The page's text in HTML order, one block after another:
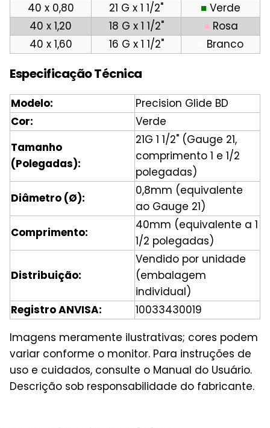
40 x 0,80
21 G x 1 1/2" ■ Verde
40 x 1,20
18 G x 1 1/2" ■ Rosa
40 x 1,60
16 G x 1 1/2" Branco
Especificação Técnica
Modelo:
Precision Glide BD
Cor:
Verde
Tamanho
(Polegadas):
21G 1 1/2" (Gauge 21,
comprimento 1 e 1/2
polegadas)
Diâmetro (Ø):
0,8mm (equivalente
ao Gauge 21)
Comprimento:
40mm (equivalente a 1
1/2 polegadas)
Distribuição:
Vendido por unidade
(embalagem
individual)
Registro ANVISA:
10033430019
Imagens meramente ilustrativas; cores podem
variar conforme o monitor. Para instruções de
uso e cuidados, consulte o Manual do Usuário.
Descrição sob responsabilidade do fabricante.